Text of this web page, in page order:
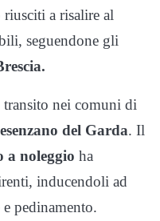
a risalire al
seguendone gli
nei comuni di
del Garda. Il
a noleggio ha
inducendoli ad
pedinamento.